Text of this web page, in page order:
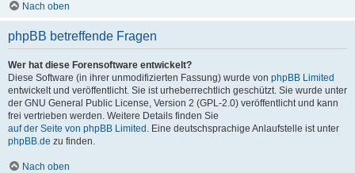
Nach oben
phpBB betreffende Fragen
Wer hat diese Forensoftware entwickelt?
Diese Software (in ihrer unmodifizierten Fassung) wurde von phpBB Limited
entwickelt und veröffentlicht. Sie ist urheberrechtlich geschützt. Sie wurde unter
der GNU General Public License, Version 2 (GPL-2.0) veröffentlicht und kann
frei vertrieben werden. Weitere Details finden Sie
auf der Seite von phpBB Limited . Eine deutschsprachige Anlaufstelle ist unter
phpBB.de zu finden.
Nach oben